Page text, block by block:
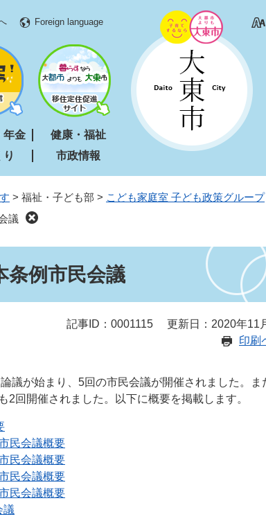
Foreign language
年金
健康・福祉
り 市政情報
> 福祉・子ども部 > こども家庭室 子ども政策グループ
議
条例市民会議
記事ID：0001115
更新日：2020年11
印刷
議が始まり、5回の市民会議が開催されました。ま
2回開催されました。以下に概要を掲載します。
民会議概要
民会議概要
民会議概要
民会議概要
議